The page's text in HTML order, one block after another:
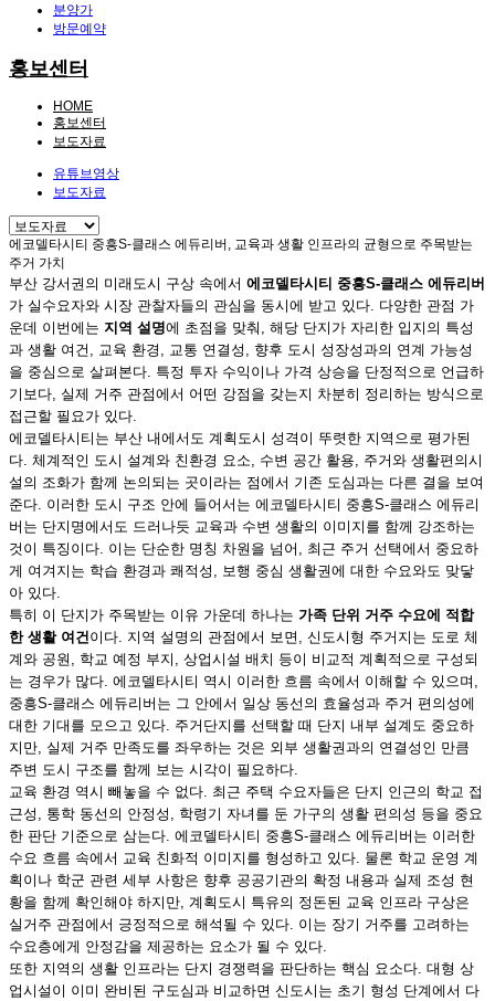
분양가
방문예약
홍보센터
HOME
홍보센터
보도자료
유튜브영상
보도자료
에코델타시티 중흥S-클래스 에듀리버, 교육과 생활 인프라의 균형으로 주목받는
주거 가치
부산 강서권의 미래도시 구상 속에서 에코델타시티 중흥S-클래스 에듀리버
가 실수요자와 시장 관찰자들의 관심을 동시에 받고 있다. 다양한 관점 가
운데 이번에는 지역 설명에 초점을 맞춰, 해당 단지가 자리한 입지의 특성
과 생활 여건, 교육 환경, 교통 연결성, 향후 도시 성장성과의 연계 가능성
을 중심으로 살펴본다. 특정 투자 수익이나 가격 상승을 단정적으로 언급하
기보다, 실제 거주 관점에서 어떤 강점을 갖는지 차분히 정리하는 방식으로
접근할 필요가 있다.
에코델타시티는 부산 내에서도 계획도시 성격이 뚜렷한 지역으로 평가된
다. 체계적인 도시 설계와 친환경 요소, 수변 공간 활용, 주거와 생활편의시
설의 조화가 함께 논의되는 곳이라는 점에서 기존 도심과는 다른 결을 보여
준다. 이러한 도시 구조 안에 들어서는 에코델타시티 중흥S-클래스 에듀리
버는 단지명에서도 드러나듯 교육과 수변 생활의 이미지를 함께 강조하는
것이 특징이다. 이는 단순한 명칭 차원을 넘어, 최근 주거 선택에서 중요하
게 여겨지는 학습 환경과 쾌적성, 보행 중심 생활권에 대한 수요와도 맞닿
아 있다.
특히 이 단지가 주목받는 이유 가운데 하나는 가족 단위 거주 수요에 적합
한 생활 여건 이다. 지역 설명의 관점에서 보면, 신도시형 주거지는 도로 체
계와 공원, 학교 예정 부지, 상업시설 배치 등이 비교적 계획적으로 구성되
는 경우가 많다. 에코델타시티 역시 이러한 흐름 속에서 이해할 수 있으며,
중흥S-클래스 에듀리버는 그 안에서 일상 동선의 효율성과 주거 편의성에
대한 기대를 모으고 있다. 주거단지를 선택할 때 단지 내부 설계도 중요하
지만, 실제 거주 만족도를 좌우하는 것은 외부 생활권과의 연결성인 만큼
주변 도시 구조를 함께 보는 시각이 필요하다.
교육 환경 역시 빼놓을 수 없다. 최근 주택 수요자들은 단지 인근의 학교 접
근성, 통학 동선의 안정성, 학령기 자녀를 둔 가구의 생활 편의성 등을 중요
한 판단 기준으로 삼는다. 에코델타시티 중흥S-클래스 에듀리버는 이러한
수요 흐름 속에서 교육 친화적 이미지를 형성하고 있다. 물론 학교 운영 계
획이나 학군 관련 세부 사항은 향후 공공기관의 확정 내용과 실제 조성 현
황을 함께 확인해야 하지만, 계획도시 특유의 정돈된 교육 인프라 구상은
실거주 관점에서 긍정적으로 해석될 수 있다. 이는 장기 거주를 고려하는
수요층에게 안정감을 제공하는 요소가 될 수 있다.
또한 지역의 생활 인프라는 단지 경쟁력을 판단하는 핵심 요소다. 대형 상
업시설이 이미 완비된 구도심과 비교하면 신도시는 초기 형성 단계에서 다